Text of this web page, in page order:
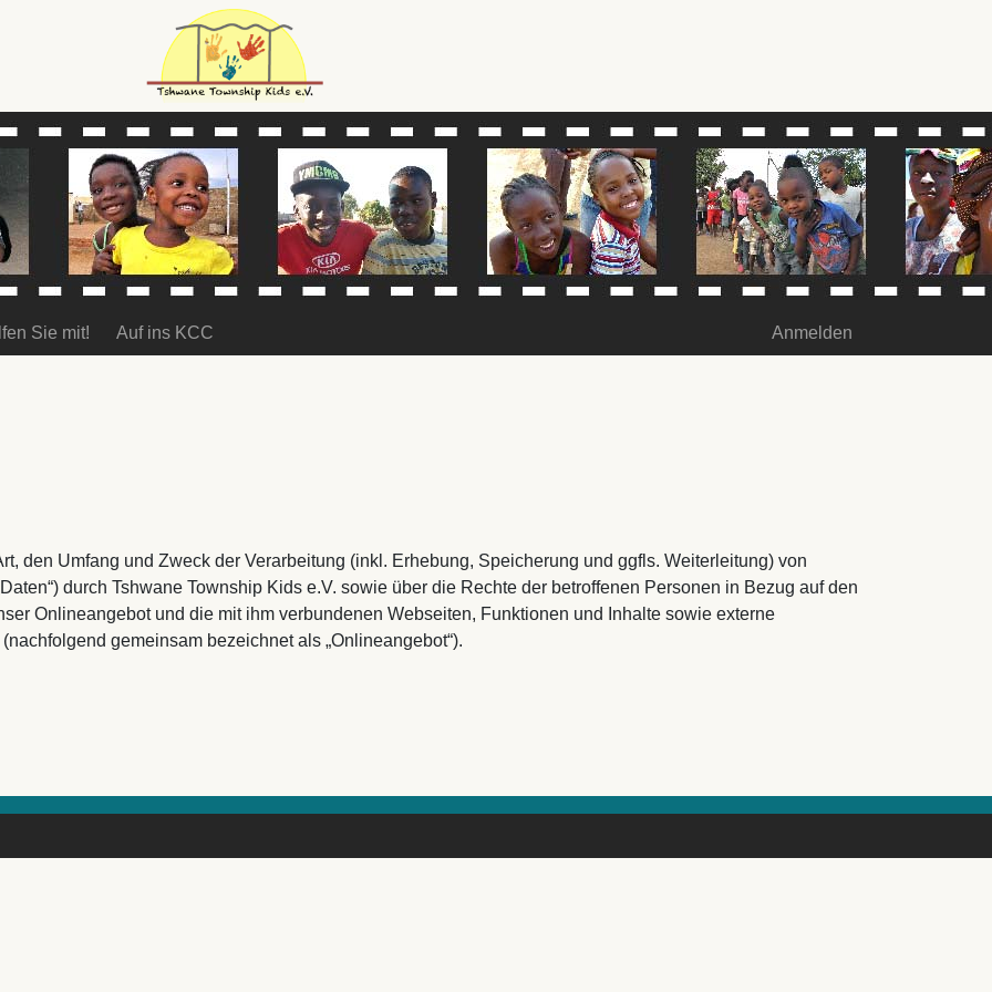
Sie mit! Auf ins KCC Anmelden
den Umfang und Zweck der Verarbeitung (inkl. Erhebung, Speicherung und ggfls. Weiterleitung) von
durch Tshwane Township Kids e.V. sowie über die Rechte der betroffenen Personen in Bezug auf den
Onlineangebot und die mit ihm verbundenen Webseiten, Funktionen und Inhalte sowie externe
gemeinsam bezeichnet als „Onlineangebot“).